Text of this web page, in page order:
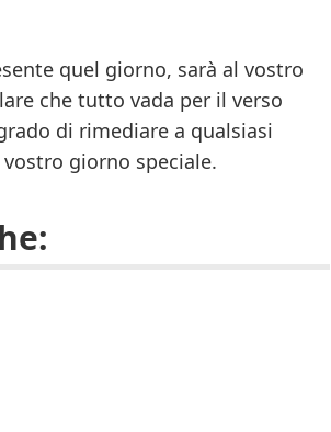
quel giorno, sarà al vostro
che tutto vada per il verso
di rimediare a qualsiasi
giorno speciale.